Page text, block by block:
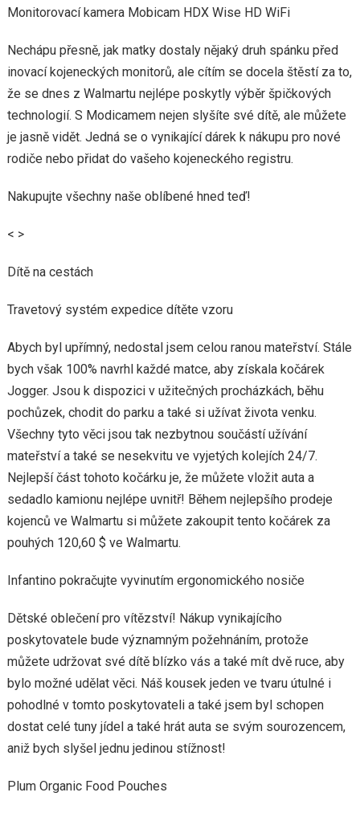
Monitorovací kamera Mobicam HDX Wise HD WiFi
Nechápu přesně, jak matky dostaly nějaký druh spánku před
inovací kojeneckých monitorů, ale cítím se docela štěstí za to,
že se dnes z Walmartu nejlépe poskytly výběr špičkových
technologií. S Modicamem nejen slyšíte své dítě, ale můžete
je jasně vidět. Jedná se o vynikající dárek k nákupu pro nové
rodiče nebo přidat do vašeho kojeneckého registru.
Nakupujte všechny naše oblíbené hned teď!
< >
Dítě na cestách
Travetový systém expedice dítěte vzoru
Abych byl upřímný, nedostal jsem celou ranou mateřství. Stále
bych však 100% navrhl každé matce, aby získala kočárek
Jogger. Jsou k dispozici v užitečných procházkách, běhu
pochůzek, chodit do parku a také si užívat života venku.
Všechny tyto věci jsou tak nezbytnou součástí užívání
mateřství a také se nesekvitu ve vyjetých kolejích 24/7.
Nejlepší část tohoto kočárku je, že můžete vložit auta a
sedadlo kamionu nejlépe uvnitř! Během nejlepšího prodeje
kojenců ve Walmartu si můžete zakoupit tento kočárek za
pouhých 120,60 $ ve Walmartu.
Infantino pokračujte vyvinutím ergonomického nosiče
Dětské oblečení pro vítězství! Nákup vynikajícího
poskytovatele bude významným požehnáním, protože
můžete udržovat své dítě blízko vás a také mít dvě ruce, aby
bylo možné udělat věci. Náš kousek jeden ve tvaru útulné i
pohodlné v tomto poskytovateli a také jsem byl schopen
dostat celé tuny jídel a také hrát auta se svým sourozencem,
aniž bych slyšel jednu jedinou stížnost!
Plum Organic Food Pouches